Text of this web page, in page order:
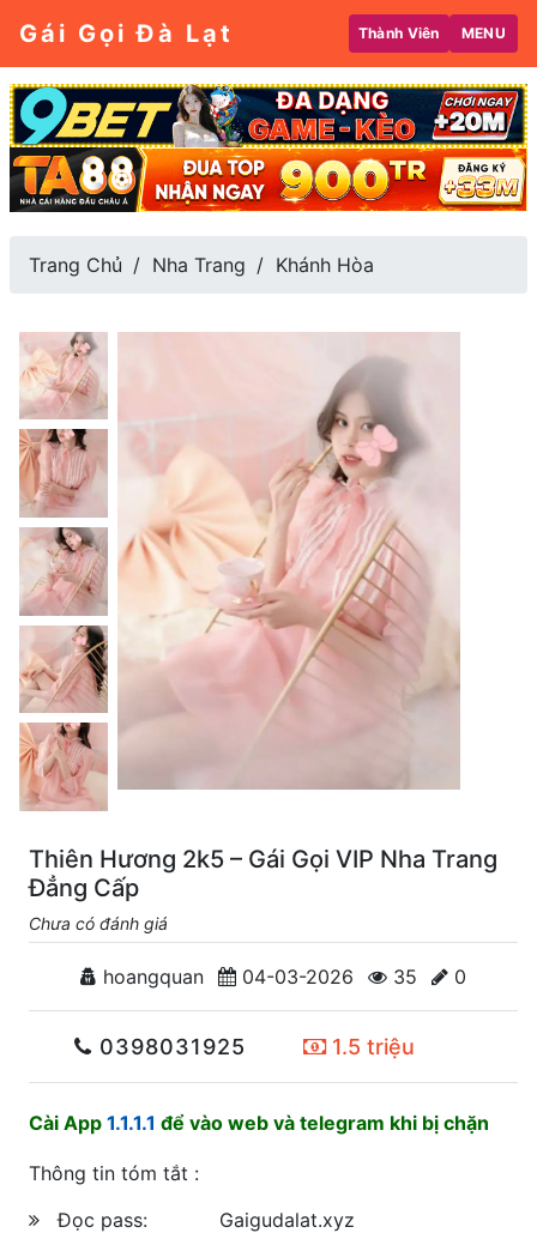
Gái Gọi Đà Lạt Thành Viên MENU
Trang Chủ Nha Trang Khánh Hòa
Thiên Hương 2k5 – Gái Gọi VIP Nha Trang
Đẳng Cấp
Chưa có đánh giá
hoangquan 04-03-2026 35 0
0398031925 1.5 triệu
Cài App 1.1.1.1 để vào web và telegram khi bị chặn
Thông tin tóm tắt :
Đọc pass:
Gaigudalat.xyz